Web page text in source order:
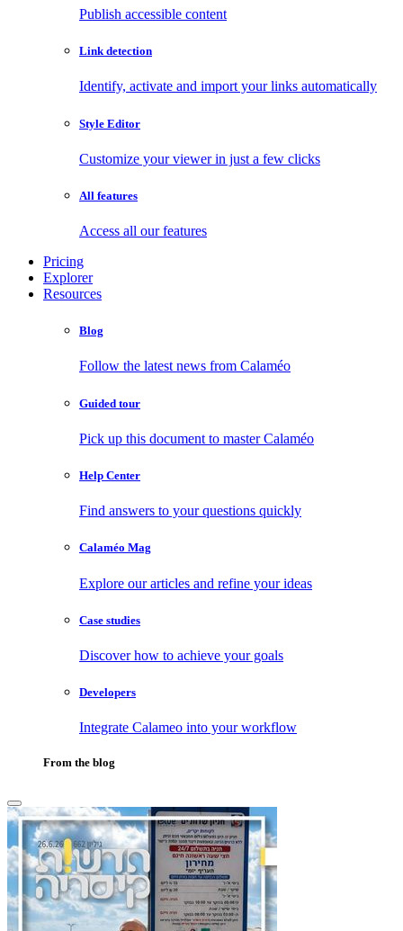
Publish accessible content
Link detection
Identify, activate and import your links automatically
Style Editor
Customize your viewer in just a few clicks
All features
Access all our features
Pricing
Explorer
Resources
Blog
Follow the latest news from Calaméo
Guided tour
Pick up this document to master Calaméo
Help Center
Find answers to your questions quickly
Calaméo Mag
Explore our articles and refine your ideas
Case studies
Discover how to achieve your goals
Developers
Integrate Calameo into your workflow
From the blog